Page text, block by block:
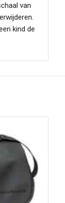
van
kind de